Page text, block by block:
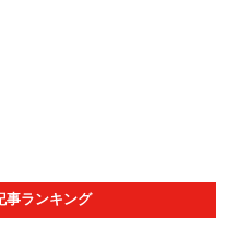
事ランキング